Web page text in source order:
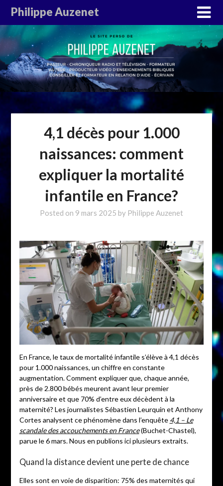
Philippe Auzenet
4,1 décès pour 1.000
naissances: comment
expliquer la mortalité
infantile en France?
Posted on 9 mars 2025 by Philippe Auzenet
En France, le taux de mortalité infantile s’élève à 4,1 décès
pour 1.000 naissances, un chiffre en constante
augmentation. Comment expliquer que, chaque année,
près de 2.800 bébés meurent avant leur premier
anniversaire et que 70% d’entre eux décèdent à la
maternité? Les journalistes Sébastien Leurquin et Anthony
Cortes analysent ce phénomène dans l’enquête 4,1 – Le
scandale des accouchements en France(Buchet-Chastel),
parue le 6 mars. Nous en publions ici plusieurs extraits.
Quand la distance devient une perte de chance
Elles sont en voie de disparition: 75% des maternités qui